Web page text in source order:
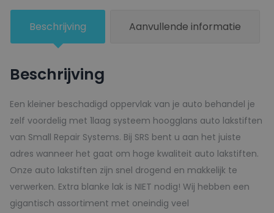
aantal
Beschrijving Aanvullende informatie
Beschrijving
Een kleiner beschadigd oppervlak van je auto behandel je
zelf voordelig met 1laag systeem hoogglans auto lakstiften
van Small Repair Systems. Bij SRS bent u aan het juiste
adres wanneer het gaat om hoge kwaliteit auto lakstiften.
Onze auto lakstiften zijn snel drogend en makkelijk te
verwerken. Extra blanke lak is NIET nodig! Wij hebben een
gigantisch assortiment met oneindig veel